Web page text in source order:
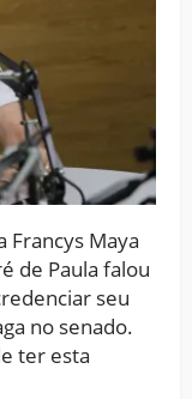
Francys Maya
de Paula falou
seu
no senado.
ter esta